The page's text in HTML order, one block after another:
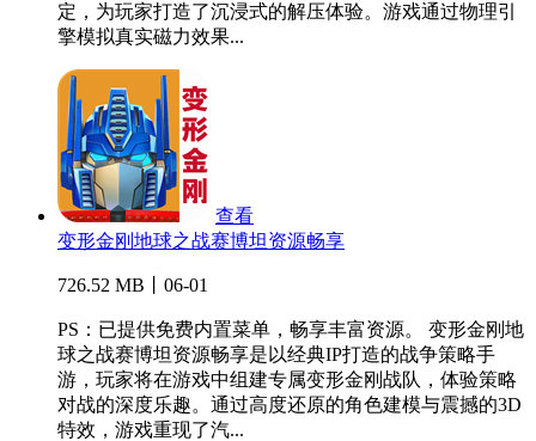
定，为玩家打造了沉浸式的解压体验。游戏通过物理引
擎模拟真实磁力效果...
查看
变形金刚地球之战赛博坦资源畅享
726.52 MB丨06-01
PS：已提供免费内置菜单，畅享丰富资源。 变形金刚地
球之战赛博坦资源畅享是以经典IP打造的战争策略手
游，玩家将在游戏中组建专属变形金刚战队，体验策略
对战的深度乐趣。通过高度还原的角色建模与震撼的3D
特效，游戏重现了汽...